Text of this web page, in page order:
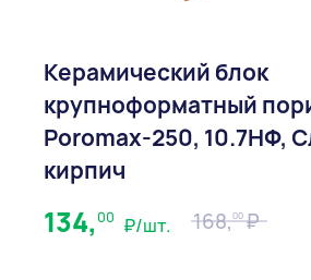
Керамический блок
крупноформатный
Poromax-250, 10.7НФ,
кирпич
134,00 ₽/шт. 168,00